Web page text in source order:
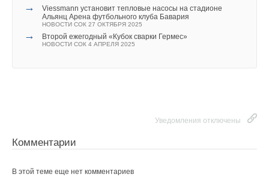
→
Viessmann установит тепловые насосы на стадионе
Альянц Арена футбольного клуба Бавария
НОВОСТИ СОК 27 ОКТЯБРЯ 2025
→ Второй ежегодный «Кубок сварки Гермес»
НОВОСТИ СОК 4 АПРЕЛЯ 2025
Уведомления отключены
Комментарии
В этой теме еще нет комментариев